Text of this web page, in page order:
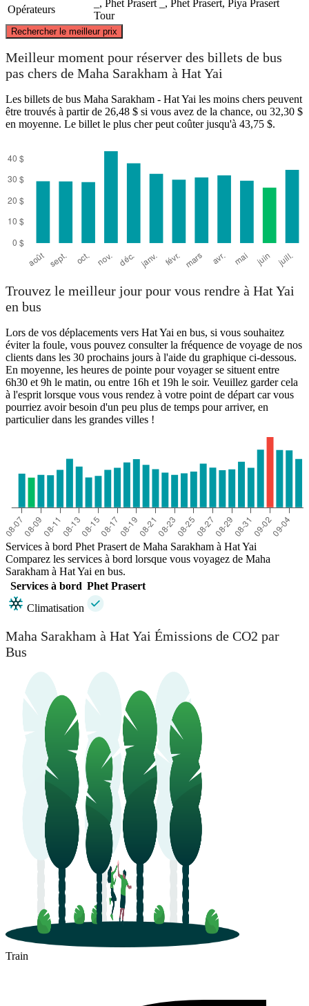
Opérateurs
_, Phet Prasert
_, Phet Prasert, Piya Prasert
Tour
Rechercher le meilleur prix
Meilleur moment pour réserver des billets de bus
pas chers de Maha Sarakham à Hat Yai
Les billets de bus Maha Sarakham - Hat Yai les moins chers peuvent
être trouvés à partir de 26,48 $ si vous avez de la chance, ou 32,30 $
en moyenne. Le billet le plus cher peut coûter jusqu'à 43,75 $.
Trouvez le meilleur jour pour vous rendre à Hat Yai
en bus
Lors de vos déplacements vers Hat Yai en bus, si vous souhaitez
éviter la foule, vous pouvez consulter la fréquence de voyage de nos
clients dans les 30 prochains jours à l'aide du graphique ci-dessous.
En moyenne, les heures de pointe pour voyager se situent entre
6h30 et 9h le matin, ou entre 16h et 19h le soir. Veuillez garder cela
à l'esprit lorsque vous vous rendez à votre point de départ car vous
pourriez avoir besoin d'un peu plus de temps pour arriver, en
particulier dans les grandes villes !
Services à bord Phet Prasert de Maha Sarakham à Hat Yai
Comparez les services à bord lorsque vous voyagez de Maha
Sarakham à Hat Yai en bus.
Services à bord Phet Prasert
Climatisation
Maha Sarakham à Hat Yai Émissions de CO2 par
Bus
Train